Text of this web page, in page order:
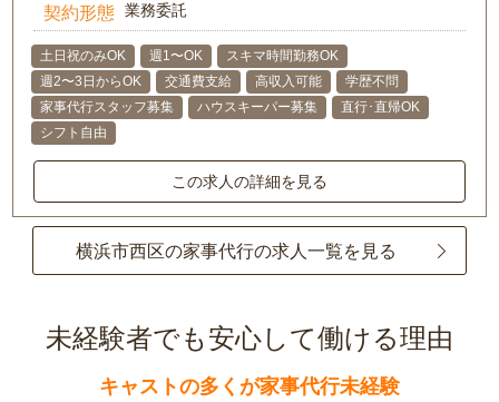
契約形態 業務委託
土日祝のみOK 週1〜OK
スキマ時間勤務OK
週2〜3日からOK
交通費支給 高収入可能
学歴不問
家事代行スタッフ募集
ハウスキーパー募集
直行･直帰OK
シフト自由
この求人の詳細を見る
横浜市西区の家事代行の求人一覧を見る
未経験者でも安心して働ける理由
キャストの多くが家事代行未経験